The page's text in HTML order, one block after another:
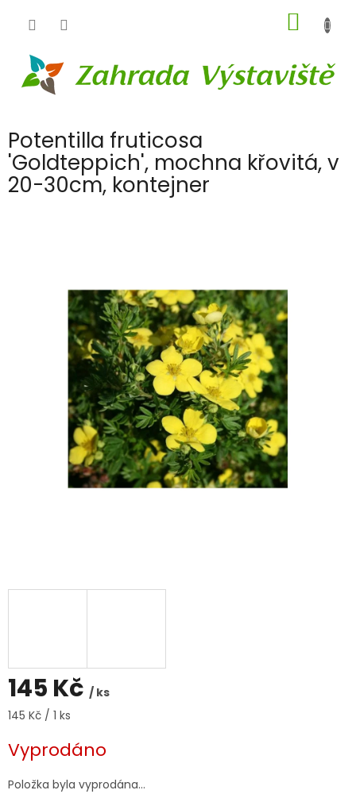
KOŠÍK
Potentilla fruticosa
'Goldteppich', mochna křovitá, v
20-30cm, kontejner
145 Kč / ks
Měrná
145 Kč / 1 ks
Vyprodáno
Položka byla vyprodána…